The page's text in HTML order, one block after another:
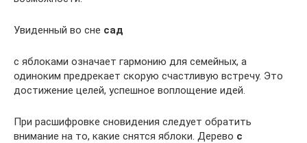
Увиденный во сне сад
с яблоками означает гармонию для семейных, а
одиноким предрекает скорую счастливую встречу. Это
достижение целей, успешное воплощение идей.
При расшифровке сновидения следует обратить
внимание на то, какие снятся яблоки. Дерево с